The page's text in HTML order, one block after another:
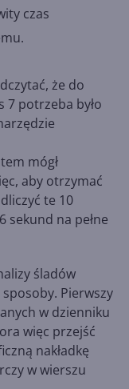
czas
że do
7 potrzeba było
mógł
aby otrzymać
te 10
sekund na pełne
śladów
Pierwszy
w dzienniku
więc przejść
nakładkę
w wierszu